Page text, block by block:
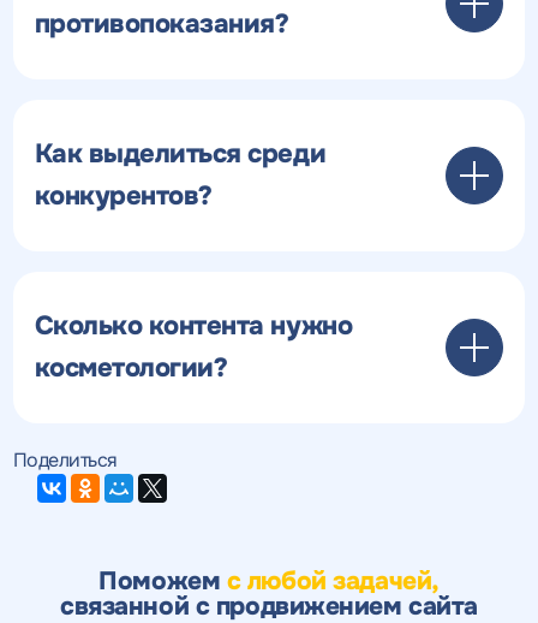
противопоказания?
Как выделиться среди
конкурентов?
Сколько контента нужно
косметологии?
Поделиться
Поможем с любой задачей,
связанной с продвижением сайта